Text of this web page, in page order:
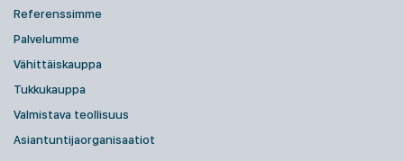
Referenssimme
Palvelumme
Vähittäiskauppa
Tukkukauppa
Valmistava teollisuus
Asiantuntijaorganisaatiot